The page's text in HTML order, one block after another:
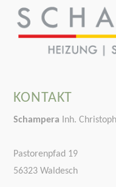
KONTAKT
Schampera Inh.
Pastorenpfad 19
56323 Waldesch